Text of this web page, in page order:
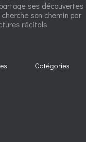
ses découvertes
son chemin par
récitals
Catégories